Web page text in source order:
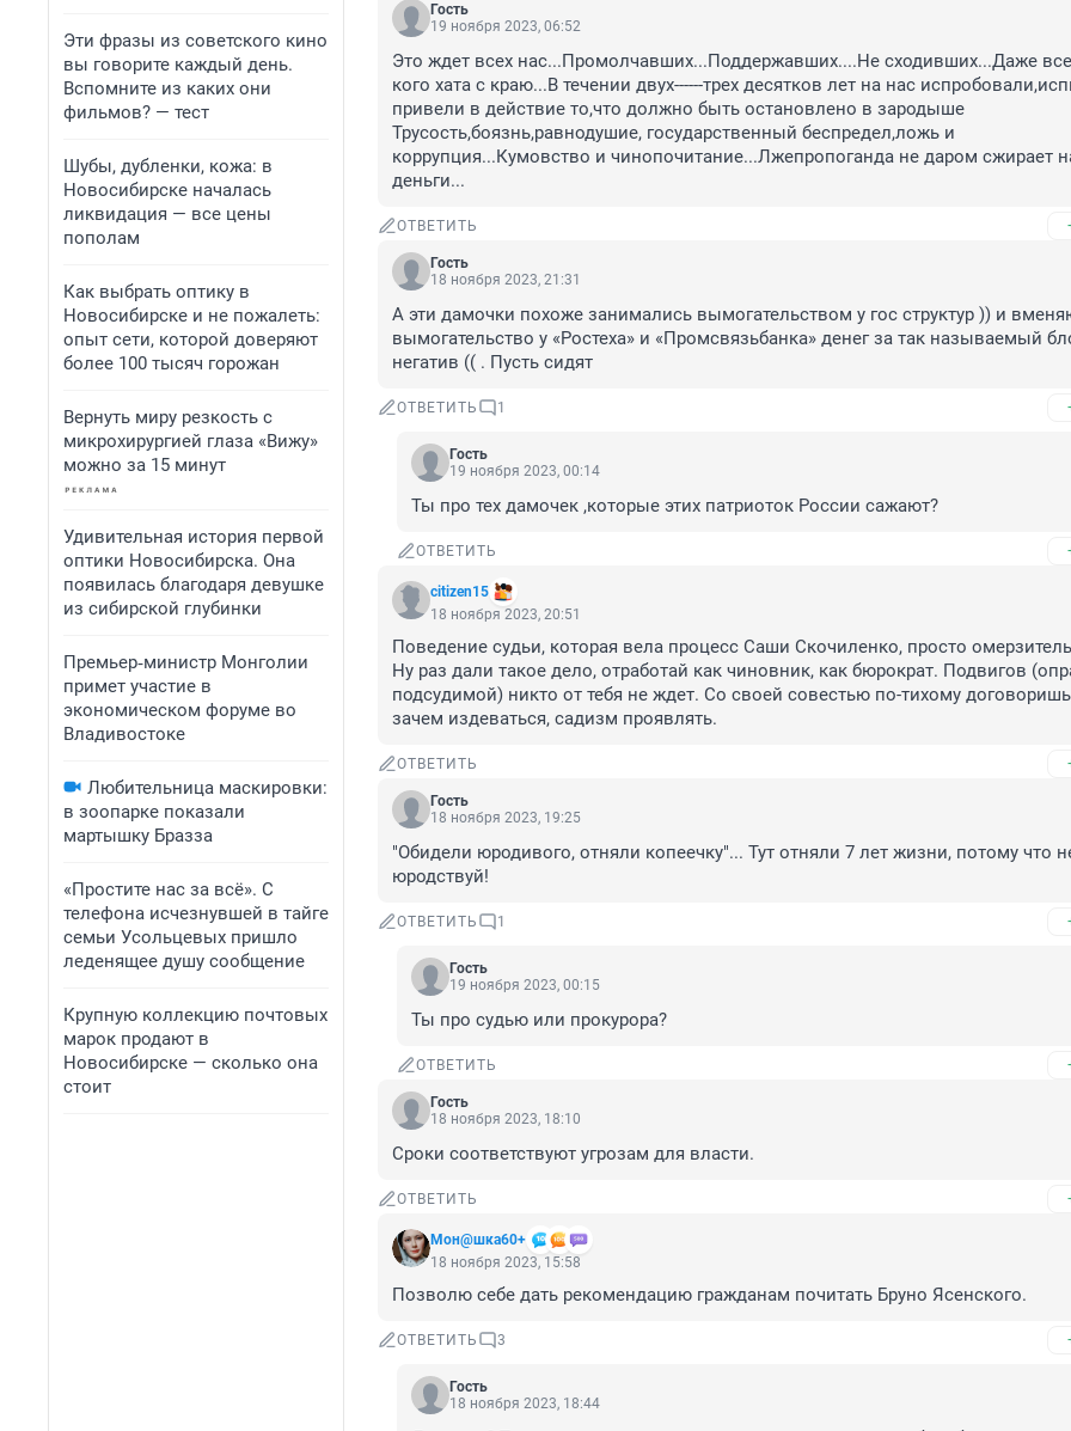
Эти фразы из советского кино
вы говорите каждый день.
Вспомните из каких они
фильмов? — тест
Шубы, дубленки, кожа: в
Новосибирске началась
ликвидация — все цены
пополам
Как выбрать оптику в
Новосибирске и не пожалеть:
опыт сети, которой доверяют
более 100 тысяч горожан
Вернуть миру резкость с
микрохирургией глаза «Вижу»
можно за 15 минут
Удивительная история первой
оптики Новосибирска. Она
появилась благодаря девушке
из сибирской глубинки
Премьер‑министр Монголии
примет участие в
экономическом форуме во
Владивостоке
Любительница маскировки:
в зоопарке показали
мартышку Бразза
«Простите нас за всё». С
телефона исчезнувшей в тайге
семьи Усольцевых пришло
леденящее душу сообщение
Крупную коллекцию почтовых
марок продают в
Новосибирске — сколько она
стоит
Гость
19 ноября 2023, 06:52
Это ждет всех нас...Промолчавших...Поддержавших....Не сходивших...Даже
кого хата с краю...В течении двух------трех десятков лет на нас
привели в действие то,что должно быть остановлено в зародыше
Трусость,боязнь,равнодушие, государственный беспредел,ложь и
коррупция...Кумовство и чинопочитание...Лжепропоганда не даром сжирает
деньги...
ОТВЕТИТЬ
Гость
18 ноября 2023, 21:31
А эти дамочки похоже занимались вымогательством у гос структур )) и
вымогательство у «Ростеха» и «Промсвязьбанка» денег за так называемый
негатив (( . Пусть сидят
ОТВЕТИТЬ 1
Гость
19 ноября 2023, 00:14
Ты про тех дамочек ,которые этих патриоток России сажают?
ОТВЕТИТЬ
citizen15
18 ноября 2023, 20:51
Поведение судьи, которая вела процесс Саши Скочиленко, просто
Ну раз дали такое дело, отработай как чиновник, как бюрократ. Подвигов
подсудимой) никто от тебя не ждет. Со своей совестью по-тихому
зачем издеваться, садизм проявлять.
ОТВЕТИТЬ
Гость
18 ноября 2023, 19:25
"Обидели юродивого, отняли копеечку"... Тут отняли 7 лет жизни, потому что
юродствуй!
ОТВЕТИТЬ 1
Гость
19 ноября 2023, 00:15
Ты про судью или прокурора?
ОТВЕТИТЬ
Гость
18 ноября 2023, 18:10
Сроки соответствуют угрозам для власти.
ОТВЕТИТЬ
Мон@шка60+
18 ноября 2023, 15:58
Позволю себе дать рекомендацию гражданам почитать Бруно Ясенского.
ОТВЕТИТЬ 3
Гость
18 ноября 2023, 18:44